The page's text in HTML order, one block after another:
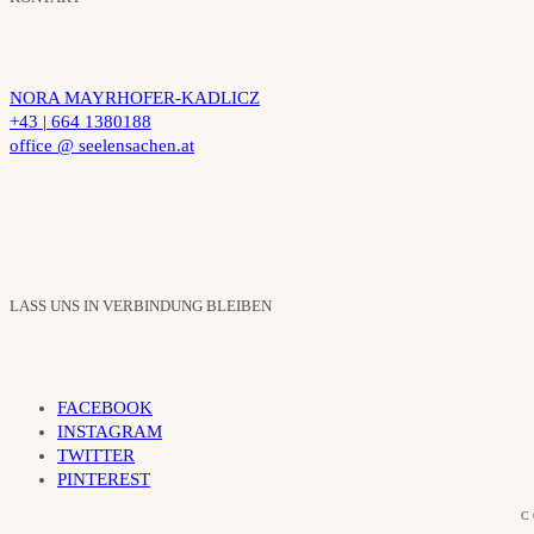
NORA MAYRHOFER-KADLICZ
+43 | 664 1380188
office @ seelensachen.at
LASS UNS IN VERBINDUNG BLEIBEN
FACEBOOK
INSTAGRAM
TWITTER
PINTEREST
C